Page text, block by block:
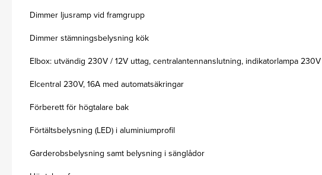
Dimmer ljusramp vid framgrupp
Dimmer stämningsbelysning kök
Elbox: utvändig 230V / 12V uttag, centralantennanslutning, indikatorlampa 230V
Elcentral 230V, 16A med automatsäkringar
Förberett för högtalare bak
Förtältsbelysning (LED) i aluminiumprofil
Garderobsbelysning samt belysning i sänglådor